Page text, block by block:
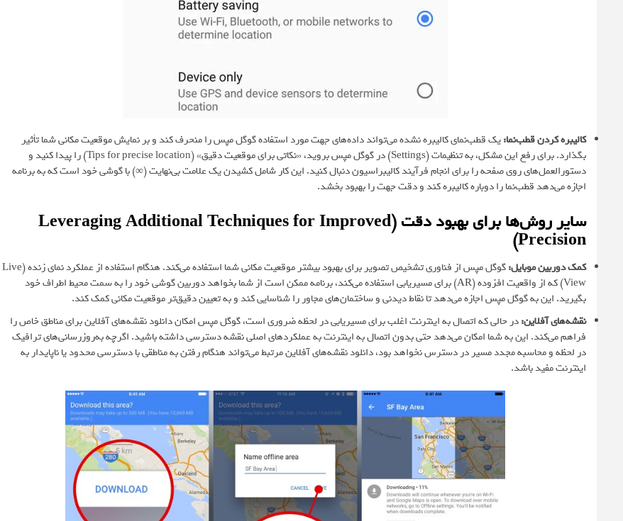
کالیبره کردن قطب‌نما:یک قطب‌نمای کالیبره نشده می‌تواند داده‌های جهت مورد استفاده گوگل مپس را منحرف کند و بر نمایش موقعیت مکانی شما تأثیر
بگذارد. برای رفع این مشکل، به تنظیمات (Settings) در گوگل مپس بروید، «نکاتی برای موقعیت دقیق» (Tips for precise location) را پیدا کنید و
دستورالعمل‌های روی صفحه را برای انجام فرآیند کالیبراسیون دنبال کنید. این کار شامل کشیدن یک علامت بی‌نهایت (∞) با گوشی خود است که به برنامه
اجازه می‌دهد قطب‌نما را دوباره کالیبره کند و دقت جهت را بهبود بخشد.
سایر روش‌ها برای بهبود دقت (Leveraging Additional Techniques for Improved
Precision)
کمک دوربین موبایل:
گوگل مپس از فناوری تشخیص تصویر برای بهبود بیشتر موقعیت مکانی شما استفاده می‌کند. هنگام استفاده از عملکرد نمای زنده (Live
View) که از واقعیت افزوده (
AR) برای مسیریابی استفاده می‌کند، برنامه ممکن است از شما بخواهد دوربین گوشی خود را به سمت محیط اطراف خود
بگیرید. این به گوگل مپس اجازه می‌دهد تا نقاط دیدنی و ساختمان‌های مجاور را شناسایی کند و به تعیین دقیق‌تر موقعیت مکانی کمک کند.
نقشه‌های آفلاین:در حالی که اتصال به اینترنت اغلب برای مسیریابی در لحظه ضروری است، گوگل مپس امکان دانلود نقشه‌های آفلاین برای مناطق خاص را
فراهم می‌کند. این به شما امکان می‌دهد حتی بدون اتصال به اینترنت به عملکردهای اصلی نقشه دسترسی داشته باشید. اگرچه به‌روزرسانی‌های ترافیک
در لحظه و محاسبه مجدد مسیر در دسترس نخواهد بود، دانلود نقشه‌های آفلاین مرتبط می‌تواند هنگام رفتن به مناطقی با دسترسی محدود یا ناپایدار به
اینترنت مفید باشد.